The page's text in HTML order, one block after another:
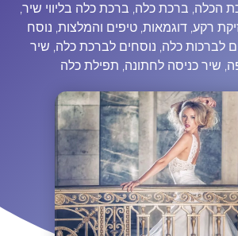
הכלה, ברכת כלה, ברכת כלה בליווי שיר,
רקע, דוגמאות, טיפים והמלצות, נוסח
לברכות כלה, נוסחים לברכת כלה, שיר
, שיר כניסה לחתונה, תפילת כלה